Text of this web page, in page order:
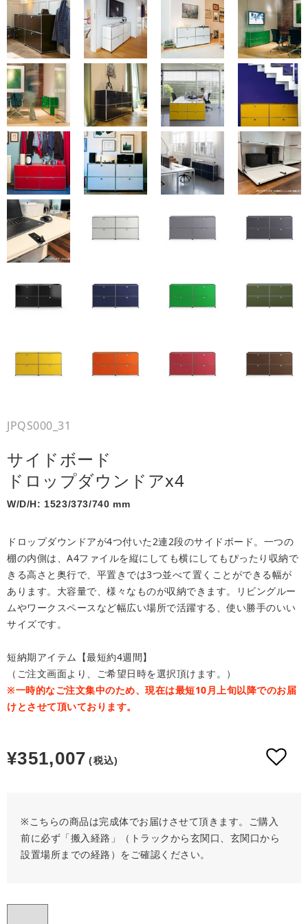
JPQS000_31
サイドボード
ドロップダウンドアx4
W/D/H: 1523/373/740 mm
ドロップダウンドアが4つ付いた2連2段のサイドボード。一つの
棚の内側は、A4ファイルを縦にしても横にしてもぴったり収納で
きる高さと奥行で、平置きでは3つ並べて置くことができる幅が
あります。大容量で、様々なものが収納できます。リビングルー
ムやワークスペースなど幅広い場所で活躍する、使い勝手のいい
サイズです。
短納期アイテム【最短約4週間】
（ご注文画面より、ご希望日時を選択頂けます。）
※一時的なご注文集中のため、現在は最短10月上旬以降でのお届
けとさせて頂いております。
通
格
¥351,007 (税込)
※こちらの商品は完成体でお届けさせて頂きます。ご購入
前に必ず「搬入経路」（トラックから玄関口、玄関口から
設置場所までの経路）をご確認ください。